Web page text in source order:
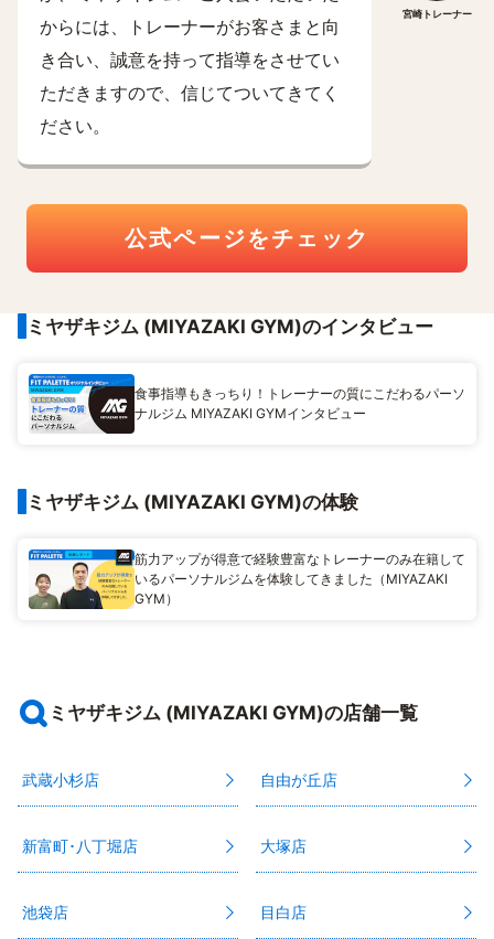
宮崎トレーナー
からには、トレーナーがお客さまと向
き合い、誠意を持って指導をさせてい
ただきますので、信じてついてきてく
ださい。
公式ページをチェック
ミヤザキジム (MIYAZAKI GYM)のインタビュー
食事指導もきっちり！トレーナーの質にこだわるパーソ
ナルジム MIYAZAKI GYMインタビュー
ミヤザキジム (MIYAZAKI GYM)の体験
筋力アップが得意で経験豊富なトレーナーのみ在籍して
いるパーソナルジムを体験してきました（MIYAZAKI
GYM）
ミヤザキジム (MIYAZAKI GYM)の店舗一覧
武蔵小杉店 自由が丘店
新富町･八丁堀店 大塚店
池袋店 目白店